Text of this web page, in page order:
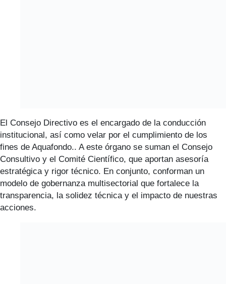
El Consejo Directivo es el encargado de la conducción
institucional, así como velar por el cumplimiento de los
fines de Aquafondo.. A este órgano se suman el Consejo
Consultivo y el Comité Científico, que aportan asesoría
estratégica y rigor técnico. En conjunto, conforman un
modelo de gobernanza multisectorial que fortalece la
transparencia, la solidez técnica y el impacto de nuestras
acciones.